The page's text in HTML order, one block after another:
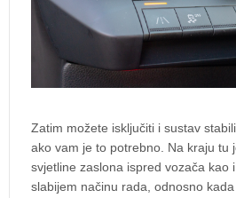
Zatim možete isključiti i sustav
ako vam je to potrebno. Na kraju tu
svjetline zaslona ispred vozača kao
slabijem načinu rada, odnosno